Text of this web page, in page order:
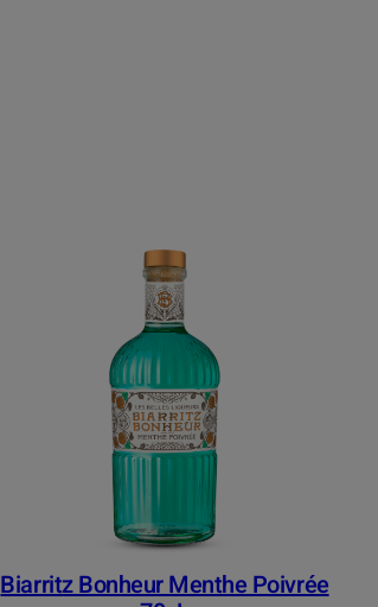
Biarritz Bonheur Menthe Poivrée